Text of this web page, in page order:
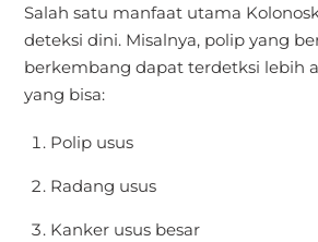
Salah satu manfaat utama
deteksi dini. Misalnya, polip yang
berkembang dapat terdetksi lebih
yang bisa:
Polip usus
Radang usus
Kanker usus besar